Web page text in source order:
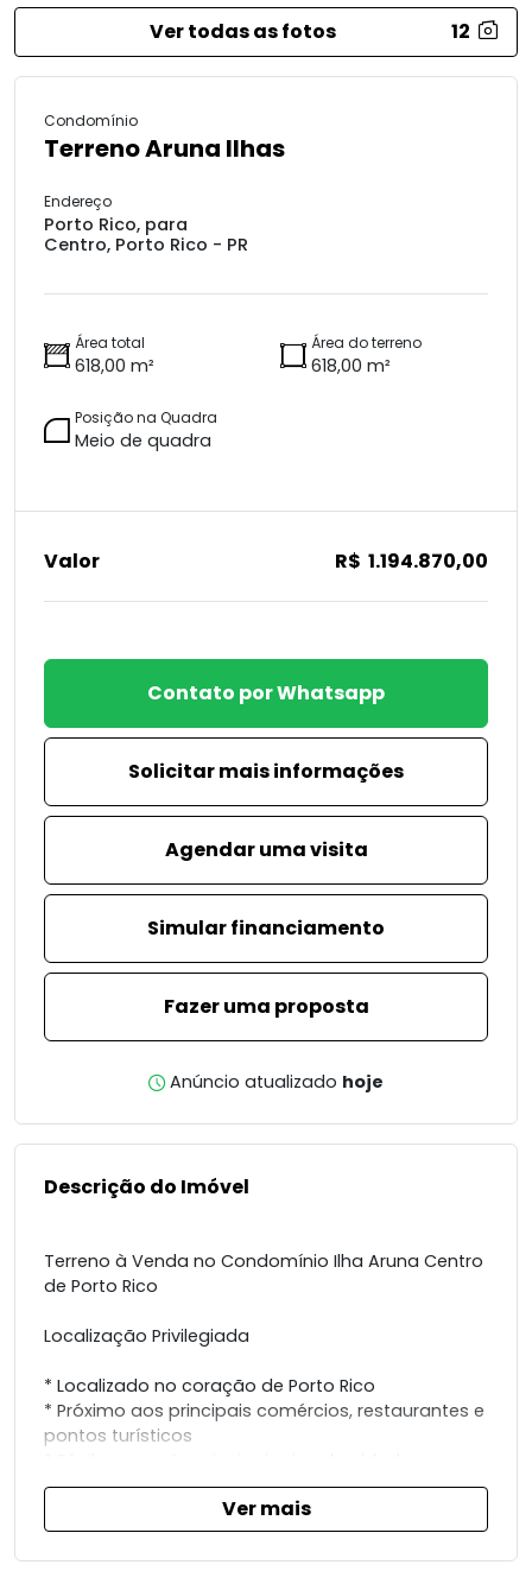
Ver todas as fotos 12
Condomínio
Terreno Aruna Ilhas
Endereço
Porto Rico, para
Centro, Porto Rico - PR
Área total
618,00 m²
Área do terreno
618,00 m²
Posição na Quadra
Meio de quadra
Valor R$ 1.194.870,00
Contato por Whatsapp
Solicitar mais informações
Agendar uma visita
Simular financiamento
Fazer uma proposta
Anúncio atualizado hoje
Descrição do Imóvel
Terreno à Venda no Condomínio Ilha Aruna Centro
de Porto Rico
Localização Privilegiada
* Localizado no coração de Porto Rico
* Próximo aos principais comércios, restaurantes e
pontos turísticos
Detalhes do Terreno
Ver mais